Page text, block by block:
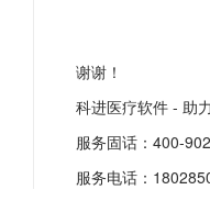
谢谢！
科进医疗软件 - 助
服务固话：400-
服务电话：